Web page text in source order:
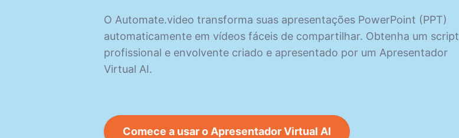
O Automate.video transforma suas apresentações PowerPoint (PPT)
automaticamente em vídeos fáceis de compartilhar. Obtenha um script
profissional e envolvente criado e apresentado por um Apresentador
Virtual AI.
Comece a usar o Apresentador Virtual AI